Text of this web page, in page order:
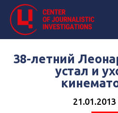
38-летний
устал и
21.01.2013